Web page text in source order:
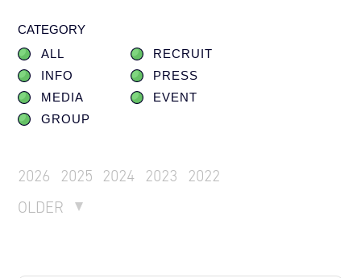
CATEGORY
ALL
RECRUIT
INFO
PRESS
MEDIA
EVENT
GROUP
2026 2025 2024 2023
2022
OLDER